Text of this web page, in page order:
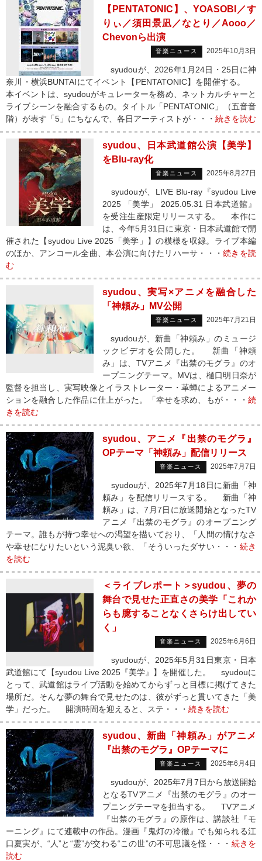
【PENTATONIC】、YOASOBI／す
りぃ／須田景凪／なとり／Aooo／
Chevonら出演
音楽ニュース 2025年10月3日
syudouが、2026年1月24日・25日に神
奈川・横浜BUNTAIにてイベント【PENTATONIC】を開催する。
本イベントは、syudouがキュレーターを務め、ネットカルチャーと
ライブシーンを融合するもの。タイトル「PENTATONIC」（五音音
階）が表す「5」にちなんで、各日アーティストが・・・ 続きを読む
syudou、日本武道館公演【美学】
をBlu-ray化
音楽ニュース 2025年8月27日
syudouが、LIVE Blu-ray『syudou Live
2025 「美学」 2025.05.31 日本武道館』
を受注生産限定リリースする。 本作に
は、今年5月31日に東京・日本武道館で開
催された【syudou Live 2025「美学」】の模様を収録。ライブ本編
のほか、アンコール全曲、本公演に向けたリハーサ・・・続きを読
む
syudou、実写×アニメを融合した
「神頼み」MV公開
音楽ニュース 2025年7月21日
syudouが、新曲「神頼み」のミュージ
ックビデオを公開した。 新曲「神頼
み」は、TVアニメ『出禁のモグラ』のオ
ープニングテーマ。MVは、樋口明日奈が
監督を担当し、実写映像とイラストレーター・革蝉によるアニメー
ションを融合した作品に仕上がった。「幸せを求め、もが・・・ 続
きを読む
syudou、アニメ『出禁のモグラ』
OPテーマ「神頼み」配信リリース
音楽ニュース 2025年7月7日
syudouが、2025年7月18日に新曲「神
頼み」を配信リリースする。 新曲「神
頼み」は、7月7日に放送開始となったTV
アニメ『出禁のモグラ』のオープニング
テーマ。誰もが持つ幸せへの渇望を描いており、「人間の情けなさ
や幸せになりたいという泥臭い欲、「そういったダサい・・・ 続き
を読む
＜ライブレポート＞syudou、夢の
舞台で見せた正直さの美学「これか
らも臆することなくさらけ出してい
く」
音楽ニュース 2025年6月6日
syudouが、2025年5月31日東京・日本
武道館にて【syudou Live 2025『美学』】を開催した。 syudouに
とって、武道館はライブ活動を始めてからずっと目標に掲げてきた
場所だ。そんな夢の舞台で見せたのは、彼がずっと貫いてきた「美
学」だった。 開演時間を迎えると、ステ・・・ 続きを読む
syudou、新曲「神頼み」がアニメ
『出禁のモグラ』OPテーマに
音楽ニュース 2025年6月4日
syudouが、2025年7月7日から放送開始
となるTVアニメ『出禁のモグラ』のオー
プニングテーマを担当する。 TVアニメ
『出禁のモグラ』の原作は、講談社『モ
ーニング』にて連載中の作品。漫画『鬼灯の冷徹』でも知られる江
口夏実が、“人”と“霊”が交わる“この世”の不可思議を怪・・・ 続きを
読む